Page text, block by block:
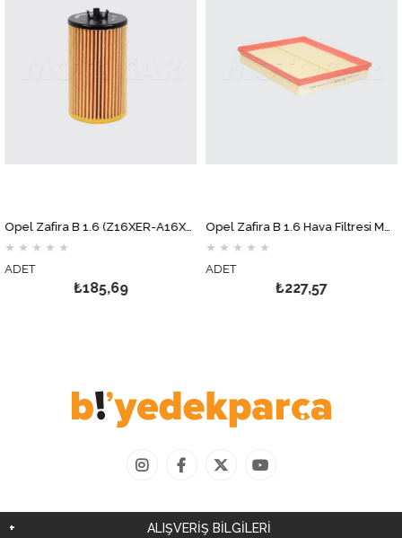
Opel Zafira B 1.6 (Z16XER-A16XER) Yağ Filtresi MOTOCAR
★ ★ ★ ★
₺185,69
Opel Zafira B 1.6 Hava Filtresi MOTOCAR
★ ★ ★ ★
ADET
₺227,57
ALIŞVERİŞ BİLGİLERİ